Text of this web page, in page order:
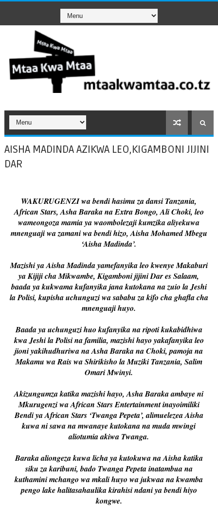
AISHA MADINDA AZIKWA LEO,KIGAMBONI JIJINI
DAR
WAKURUGENZI wa bendi hasimu za dansi Tanzania,
African Stars, Asha Baraka na Extra Bongo, Ali Choki, leo
wameongoza mamia ya waombolezaji kumzika aliyekuwa
mnenguaji wa zamani wa bendi hizo, Aisha Mohamed Mbegu
‘Aisha Madinda’.
Mazishi ya Aisha Madinda yamefanyika leo kwenye Makaburi
ya Kijiji cha Mikwambe, Kigamboni jijini Dar es Salaam,
baada ya kukwama kufanyika jana kutokana na zuio la Jeshi
la Polisi, kupisha uchunguzi wa sababu za kifo cha ghafla cha
mnenguaji huyo.
Baada ya uchunguzi huo kufanyika na ripoti kukabidhiwa
kwa Jeshi la Polisi na familia, mazishi hayo yakafanyika leo
jioni yakihudhuriwa na Asha Baraka na Choki, pamoja na
Makamu wa Rais wa Shirikisho la Muziki Tanzania, Salim
Omari Mwinyi.
Akizungumza katika mazishi hayo, Asha Baraka ambaye ni
Mkurugenzi wa African Stars Entertainment inayoimiliki
Bendi ya African Stars ‘Twanga Pepeta’, alimuelezea Aisha
kuwa ni sawa na mwanaye kutokana na muda mwingi
aliotumia akiwa Twanga.
Baraka aliongeza kuwa licha ya kutokuwa na Aisha katika
siku za karibuni, bado Twanga Pepeta inatambua na
kuthamini mchango wa mkali huyo wa jukwaa na kwamba
pengo lake halitasahaulika kirahisi ndani ya bendi hiyo
kongwe.